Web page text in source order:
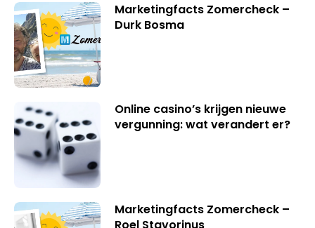
Marketingfacts Zomercheck –
Durk Bosma
Online casino’s krijgen nieuwe
vergunning: wat verandert er?
Marketingfacts Zomercheck –
Roel Stavorinus